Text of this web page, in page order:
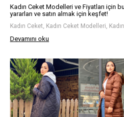
Kadın Ceket Modelleri ve Fiyatları için
yararlan ve satın almak için keşfet!
Kadın Ceket, Kadın Ceket Modelleri,
Devamını oku